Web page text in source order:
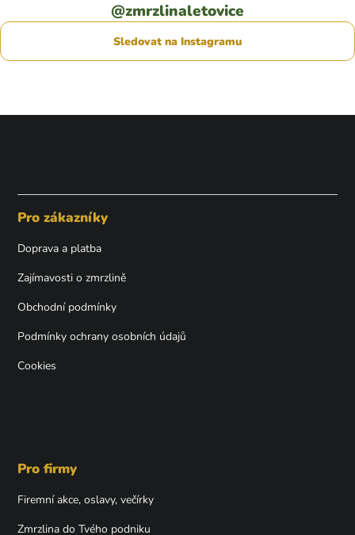
@zmrzlinaletovice
Sledovat na Instagramu
Pro zákazníky
Doprava a platba
Zajímavosti o zmrzlině
Obchodní podmínky
Podmínky ochrany osobních údajů
Cookies
Pro firmy
Firemní akce, oslavy, večírky
Zmrzlina do Tvého podniku